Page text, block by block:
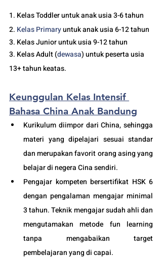
1. Kelas Toddler untuk anak usia 3-6 tahun
2. Kelas Primary untuk anak usia 6-12 tahun
3. Kelas Junior untuk usia 9-12 tahun
3. Kelas Adult (dewasa) untuk peserta usia
13+ tahun keatas.
Keunggulan Kelas Intensif
Bahasa China Anak Bandung
Kurikulum diimpor dari China, sehingga
materi yang dipelajari sesuai standar
dan merupakan favorit orang asing yang
belajar di negera Cina sendiri.
Pengajar kompeten bersertifikat HSK 6
dengan pengalaman mengajar minimal
3 tahun. Teknik mengajar sudah ahli dan
mengutamakan metode fun learning
tanpa mengabaikan target
pembelajaran yang di capai.